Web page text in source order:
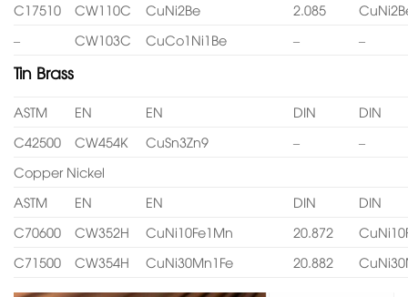
C17510
CW110C CuNi2Be 2.085
–
CW103C CuCo1Ni1Be – –
Tin Brass
ASTM EN EN DIN
DIN
C42500
CW454K CuSn3Zn9 –
–
Copper Nickel
ASTM
EN EN DIN
DIN
C70600
CW352H CuNi10Fe1Mn 20.872
C71500
CW354H CuNi30Mn1Fe 20.882